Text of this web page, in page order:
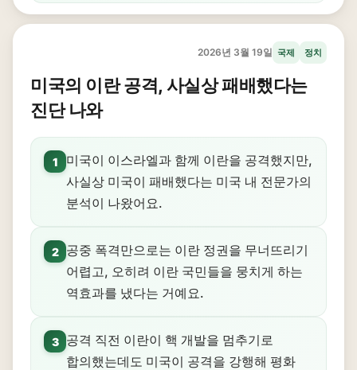
2026년 3월 19일 국제 정치
미국의 이란 공격, 사실상 패배했다는
진단 나와
1
미국이 이스라엘과 함께 이란을 공격했지만,
사실상 미국이 패배했다는 미국 내 전문가의
분석이 나왔어요.
2
공중 폭격만으로는 이란 정권을 무너뜨리기
어렵고, 오히려 이란 국민들을 뭉치게 하는
역효과를 냈다는 거예요.
3
공격 직전 이란이 핵 개발을 멈추기로
합의했는데도 미국이 공격을 강행해 평화